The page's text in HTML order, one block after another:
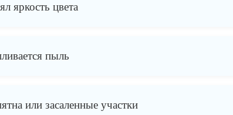
яркость цвета
пыль
или засаленные участки